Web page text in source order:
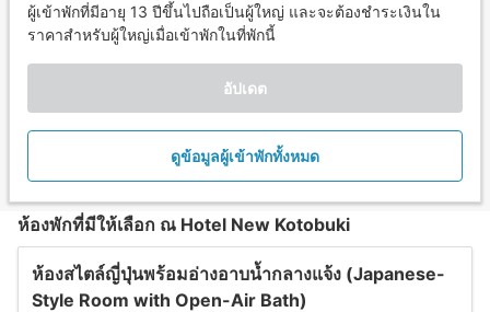
ผู้เข้าพักที่มีอายุ 13 ปีขึ้นไปถือเป็นผู้ใหญ่ และจะต้องชำระเงินใน
ราคาสำหรับผู้ใหญ่เมื่อเข้าพักในที่พักนี้
อัปเดต
ดูข้อมูลผู้เข้าพักทั้งหมด
ห้องพักที่มีให้เลือก ณ Hotel New Kotobuki
ห้องสไตล์ญี่ปุ่นพร้อมอ่างอาบน้ำกลางแจ้ง (Japanese-
Style Room with Open-Air Bath)